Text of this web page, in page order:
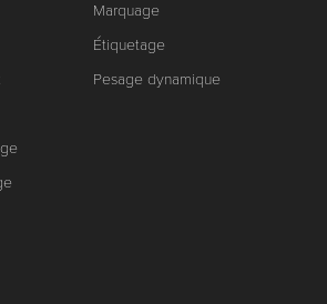
Marquage
Étiquetage
Pesage dynamique